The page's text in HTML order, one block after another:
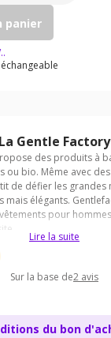
panier
La Gentle Factory
Lire la suite
Sur la base de2 avis
du bon